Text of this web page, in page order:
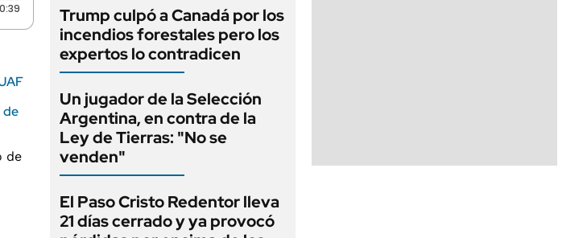
Duración: 39 segundos
de
Trump culpó a Canadá por los
incendios forestales pero los
expertos lo contradicen
Un jugador de la Selección
Argentina, en contra de la
Ley de Tierras: "No se
venden"
El Paso Cristo Redentor lleva
21 días cerrado y ya provocó